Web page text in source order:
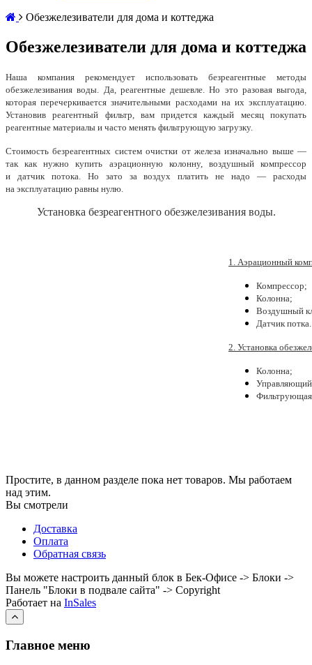
Обезжелезиватели для дома и коттеджа
Обезжелезиватели для дома и коттеджа
Наша компания рекомендует использовать безреагентные методы
обезжелезивания воды. Да, реагентные дешевле. Но это разовая выгода,
которая перечеркивается значительными расходами на их эксплуатацию.
Установив реагентный фильтр, вам придется каждый месяц покупать
реагентные материалы и часто менять фильтрующую загрузку.
Стоимость безреагентных систем очистки от железа изначально выше —
так как нужно купить аэрационную колонну, воздушный компрессор
и датчик потока. Но зато за воздух платить не надо — расходы
на эксплуатацию равны нулю.
Установка безреагентного обезжелезивания воды.
1. Аэрационный
Компрессор;
Колонна;
Воздушный
Датчик потка.
2. Установка
Колонна;
Управляющий
Фильтрующая
Простите, в данном разделе пока нет товаров. Мы работаем
над этим.
Вы смотрели
Доставка
Оплата
Обратная связь
Вы можете настроить данный блок в Бек-Офисе -> Блоки ->
Панель "Блоки в подвале сайта" -> Copyright
Работает на InSales
Главное меню